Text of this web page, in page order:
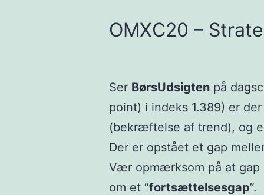
OMXC20 –
Ser BørsUdsigten på
point) i indeks 1.389) er
(bekræftelse af trend), og
Der er opstået et gap
Vær opmærksom på at
om et “fortsættelsesgap”.